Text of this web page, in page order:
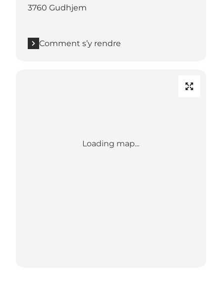
3760 Gudhjem
Comment s’y rendre
Loading map...